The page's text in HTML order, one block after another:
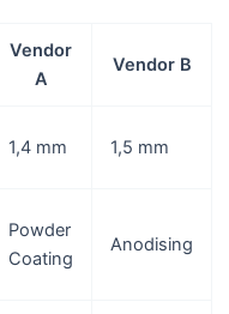
Vendor
A
Vendor B
1,4 mm 1,5 mm
Powder
Coating
Anodising